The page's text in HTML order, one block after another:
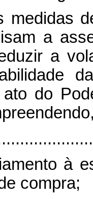
medidas
a
a
do
à
compra;